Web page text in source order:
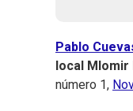
Pablo
local
número 1,